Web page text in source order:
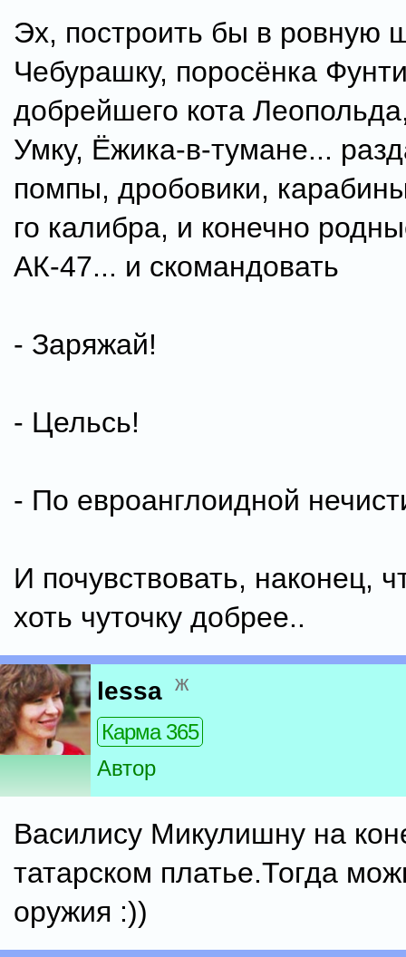
Эх, построить бы в ровную
Чебурашку, поросёнка
добрейшего кота
Умку, Ёжика-в-тумане...
помпы, дробовики,
го калибра, и конечно
АК-47... и скомандовать
- Заряжай!
- Цельсь!
- По евроанглоидной
И почувствовать, наконец,
хоть чуточку добрее..
lessa ж
Карма 365
Автор
Василису Микулишну на
татарском платье.Тогда
оружия :))